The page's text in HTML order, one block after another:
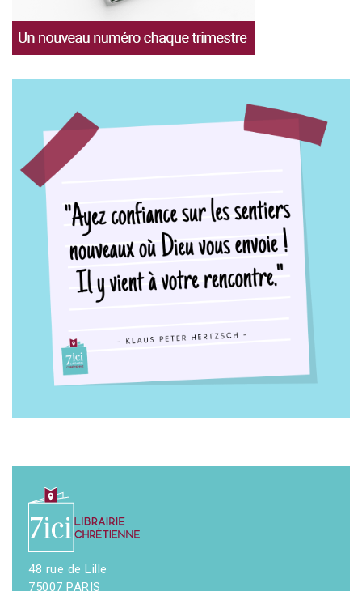
48 rue de Lille
75007 PARIS